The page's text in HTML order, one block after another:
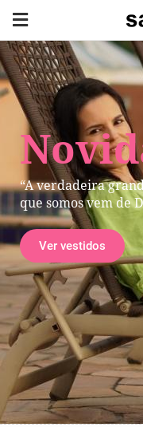
“A verdadeira
que somos vem de
Ver vestidos